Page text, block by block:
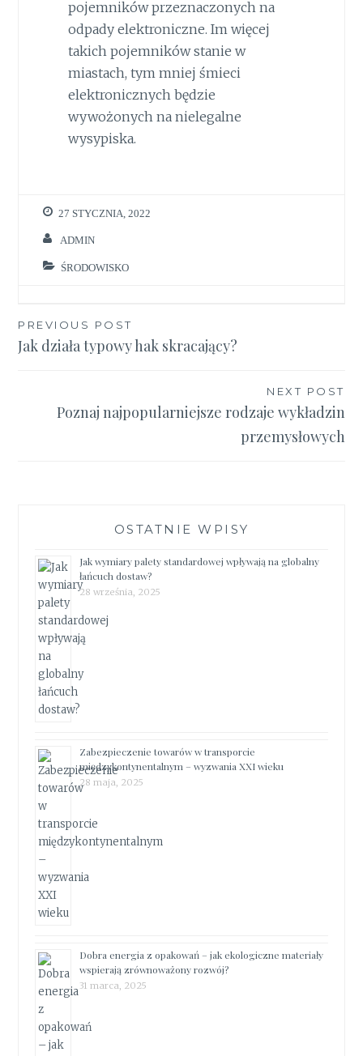
pojemników przeznaczonych na
odpady elektroniczne. Im więcej
takich pojemników stanie w
miastach, tym mniej śmieci
elektronicznych będzie
wywożonych na nielegalne
wysypiska.
27 STYCZNIA, 2022
ADMIN
ŚRODOWISKO
Nawigacja
wpisu
PREVIOUS POST
Jak działa typowy hak skracający?
NEXT POST
Poznaj najpopularniejsze rodzaje wykładzin
przemysłowych
OSTATNIE WPISY
Jak wymiary palety standardowej wpływają na globalny
łańcuch dostaw?
28 września, 2025
Zabezpieczenie towarów w transporcie
międzykontynentalnym – wyzwania XXI wieku
28 maja, 2025
Dobra energia z opakowań – jak ekologiczne materiały
wspierają zrównoważony rozwój?
31 marca, 2025